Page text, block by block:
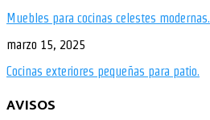
Muebles para cocinas celestes modernas.
marzo 15, 2025
Cocinas exteriores pequeñas para patio.
AVISOS